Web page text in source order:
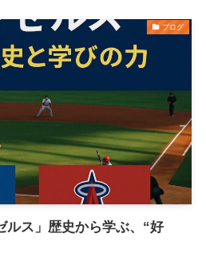
ブログ
ルス」歴史から学ぶ、“好